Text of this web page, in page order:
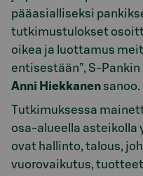
pääasialliseksi
tutkimustulokset
oikea ja luottamus
entisestään”, S-
Anni Hiekkanensanoo.
Tutkimuksessa
osa-alueella asteikolla
ovat hallinto, talous,
vuorovaikutus,